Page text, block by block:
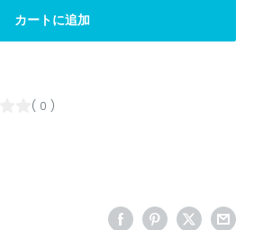
カートに追加
( 0 )